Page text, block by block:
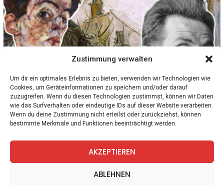
Zustimmung verwalten
Um dir ein optimales Erlebnis zu bieten, verwenden wir Technologien wie
Cookies, um Geräteinformationen zu speichern und/oder darauf
zuzugreifen. Wenn du diesen Technologien zustimmst, können wir Daten
wie das Surfverhalten oder eindeutige IDs auf dieser Website verarbeiten.
Wenn du deine Zustimmung nicht erteilst oder zurückziehst, können
bestimmte Merkmale und Funktionen beeinträchtigt werden.
AKZEPTIEREN
ABLEHNEN
1 Kommentar
NIEDERÖSTERREICH WISSEN
Egon Schiele: Ein Leben zwischen nackten
Körpern, Kontrolle und Krisen
twitter